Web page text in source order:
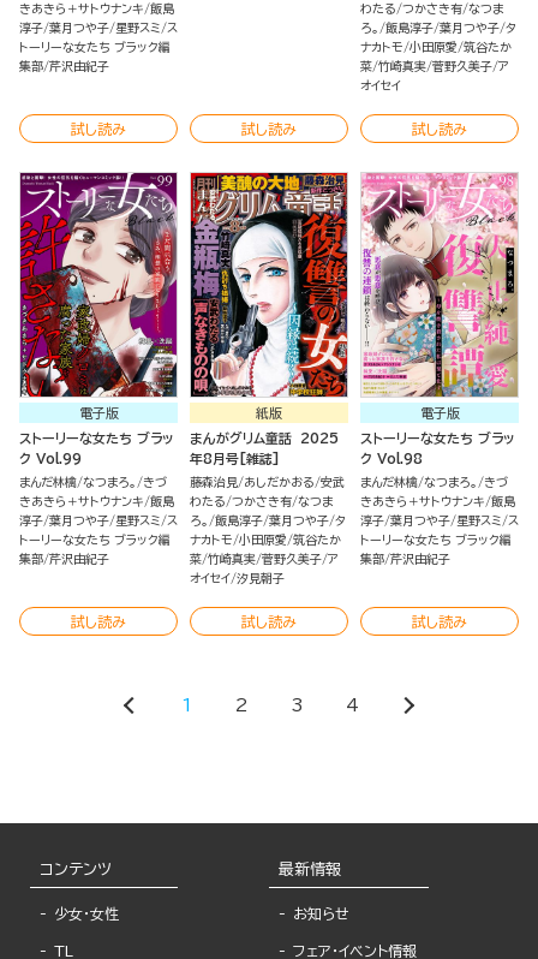
きあきら＋サトウナンキ 飯島
淳子 葉月つや子 星野スミ
ス
トーリーな女たち ブラック編
集部 芹沢由紀子
試し読み 試し読み
わたる つかさき有 なつま
ろ。
飯島淳子 葉月つや子 タ
ナカトモ 小田原愛 筑谷たか
菜 竹崎真実 菅野久美子 ア
オイセイ
試し読み
電子版
ストーリーな女たち ブラッ
ク Vol.99
まんだ林檎 なつまろ。
きづ
きあきら＋サトウナンキ 飯島
淳子 葉月つや子 星野スミ
ス
トーリーな女たち ブラック編
集部 芹沢由紀子
試し読み
紙版
まんがグリム童話 2025
年8月号[雑誌]
藤森治見 あしだかおる 安武
わたる つかさき有 なつま
ろ。
飯島淳子 葉月つや子 タ
ナカトモ 小田原愛 筑谷たか
菜 竹崎真実 菅野久美子 ア
オイセイ 汐見朝子
試し読み
電子版
ストーリーな女たち ブラッ
ク Vol.98
まんだ林檎 なつまろ。
きづ
きあきら＋サトウナンキ 飯島
淳子 葉月つや子 星野スミ
ス
トーリーな女たち ブラック編
集部 芹沢由紀子
試し読み
1 2 3 4
コンテンツ
少女・女性
TL
最新情報
お知らせ
フェア・イベント情報